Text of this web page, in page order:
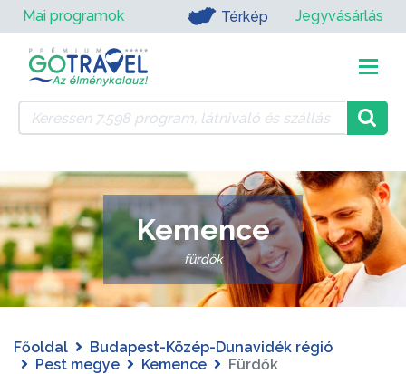
Mai programok Térkép Jegyvásárlás
Kemence
fürdők
Főoldal
Budapest-Közép-Dunavidék régió
Pest megye
Kemence Fürdők